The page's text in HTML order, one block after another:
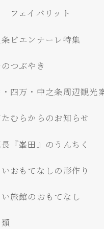
フェイバリット
ビエンナーレ特集
つぶやき
四万・中之条周辺観光
むらからのお知らせ
『峯田』のうんちく
おもてなしの形作り
旅館のおもてなし